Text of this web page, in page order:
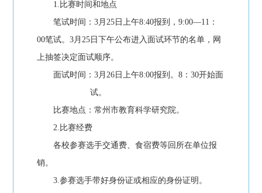
1.比赛时间和地点
笔试时间：3月25日上午8:40报到，9:00—11：
00笔试。3月25日下午公布进入面试环节的名单，网
上抽签决定面试顺序。
面试时间：3月26日上午8:00报到。8：30开始面
试。
比赛地点：常州市教育科学研究院。
2.比赛经费
各校参赛选手交通费、食宿费等回所在单位报
销。
3.参赛选手带好身份证或相应的身份证明。